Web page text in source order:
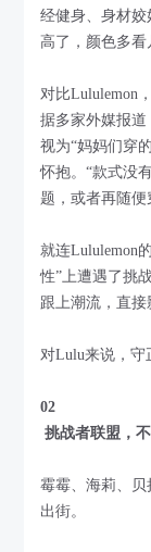
经健身、身材姣
高了，颜色多看
对比Lululemon
据多家外媒报道
视为“妈妈们穿
怀抱。“款式没
题，或者再随
就连Lululemon
性”上遭遇了挑
跟上潮流，直接
对Lulu来说，守
02
挑战者联盟，
霉霉、海莉、
出街。